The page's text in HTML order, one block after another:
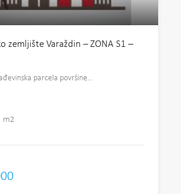
zemljište Varaždin – ZONA S1 –
parcela površine…
m2